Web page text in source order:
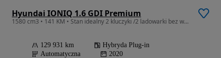
Hyundai IONIQ 1.6 GDI Premium
1580 cm3 • 141 KM • Stan idealny 2 kluczyki /2 ladowarki bez wkladu lift bardzo bogata wer
129 931 km
Hybryda Plug-in
Automatyczna
2020